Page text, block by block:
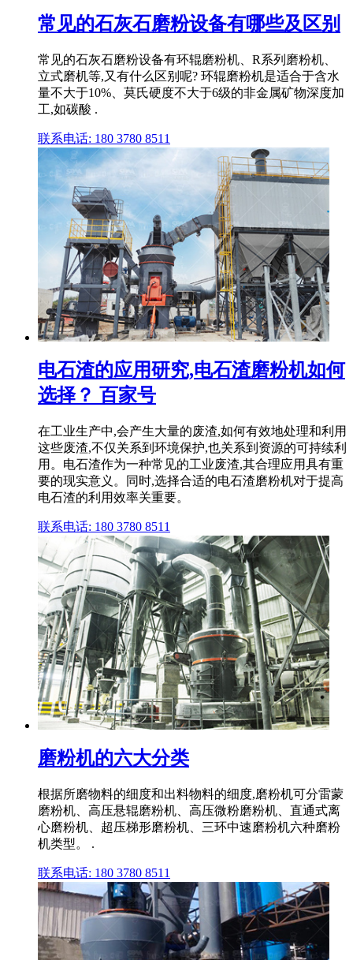
常见的石灰石磨粉设备有哪些及区别
常见的石灰石磨粉设备有环辊磨粉机、R系列磨粉机、
立式磨机等,又有什么区别呢? 环辊磨粉机是适合于含水
量不大于10%、莫氏硬度不大于6级的非金属矿物深度加
工,如碳酸 .
联系电话: 180 3780 8511
电石渣的应用研究,电石渣磨粉机如何
选择？ 百家号
在工业生产中,会产生大量的废渣,如何有效地处理和利用
这些废渣,不仅关系到环境保护,也关系到资源的可持续利
用。电石渣作为一种常见的工业废渣,其合理应用具有重
要的现实意义。同时,选择合适的电石渣磨粉机对于提高
电石渣的利用效率关重要。
联系电话: 180 3780 8511
磨粉机的六大分类
根据所磨物料的细度和出料物料的细度,磨粉机可分雷蒙
磨粉机、高压悬辊磨粉机、高压微粉磨粉机、直通式离
心磨粉机、超压梯形磨粉机、三环中速磨粉机六种磨粉
机类型。 .
联系电话: 180 3780 8511